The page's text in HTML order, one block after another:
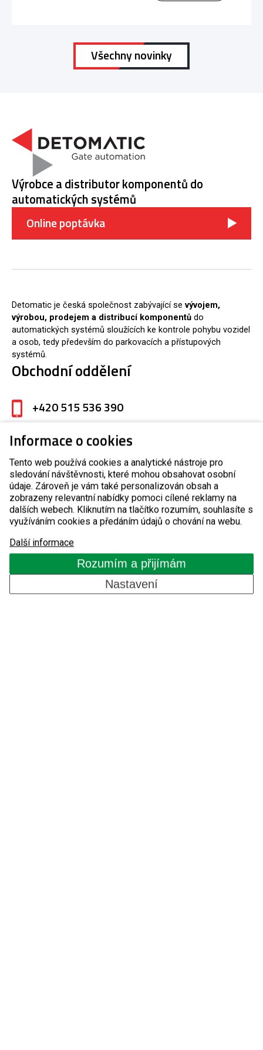
Všechny novinky
Výrobce a distributor komponentů do
automatických systémů
Online poptávka
Detomatic je česká společnost zabývající se vývojem,
výrobou, prodejem a distribucí komponentů do
automatických systémů sloužících ke kontrole pohybu vozidel
a osob, tedy především do parkovacích a přístupových
systémů.
Obchodní oddělení
+420 515 536 390
detomatic@detomatic.cz
Servisní oddělení
+420 510 510 751
servis@detomatic.cz
Informace o cookies
Tento web používá cookies a analytické nástroje pro
sledování návštěvnosti, které mohou obsahovat osobní
údaje. Zároveň je vám také personalizován obsah a
zobrazeny relevantní nabídky pomoci cílené reklamy na
dalších webech. Kliknutím na tlačítko rozumím, souhlasíte s
využíváním cookies a předáním údajů o chování na webu.
Další informace
Rozumím a přijímám
Nastavení